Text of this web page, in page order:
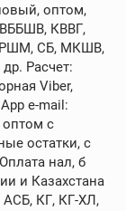
оптом,
КВВГ,
СБ, МКШВ,
Расчет:
Viber,
e-mail:
оптом с
остатки, с
нал, б
и Казахстана
КГ, КГ-ХЛ,